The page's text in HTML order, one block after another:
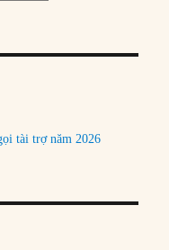
tài trợ năm 2026